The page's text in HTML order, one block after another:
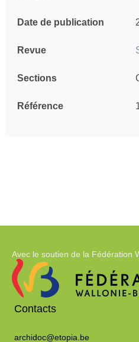
Date de publication
Revue
Sections
Référence
Avec le soutien de la Fédération
Contacts
archidoc@etopia.be